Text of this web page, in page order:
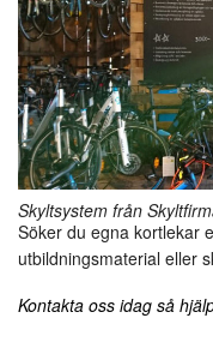
Skyltsystem från
Söker du egna kortlekar
utbildningsmaterial eller
Kontakta oss idag så